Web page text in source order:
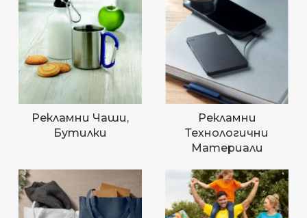
Рекламни Чаши,
Бутилки
Рекламни
Технологични
Материали